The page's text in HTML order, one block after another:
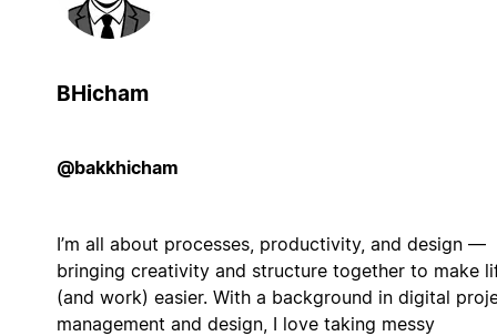
BHicham
@bakkhicham
I’m all about processes, productivity, and design —
bringing creativity and structure together to make
(and work) easier. With a background in digital
management and design, I love taking messy